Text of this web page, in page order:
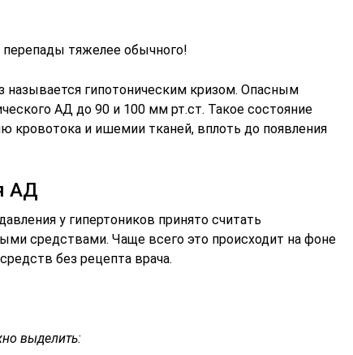
перепады тяжелее обычного!
называется гипотоническим кризом. Опасным
АД до 90 и 100 мм рт.ст. Такое состояние
кровотока и ишемии тканей, вплоть до появления
АД
у гипертоников принято считать
средствами. Чаще всего это происходит на фоне
без рецепта врача.
выделить: